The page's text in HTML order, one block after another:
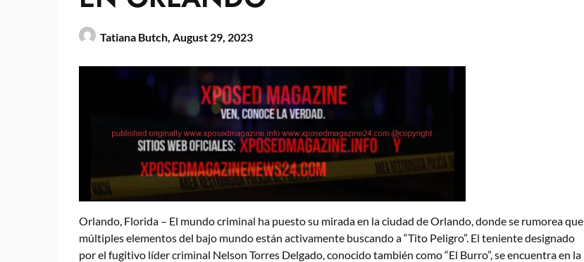
Tatiana Butch, August 29, 2023
Orlando, Florida – El mundo criminal ha puesto su mirada en la ciudad de Orlando, donde se rumorea que
múltiples elementos del bajo mundo están activamente buscando a “Tito Peligro”. El teniente designado
por el fugitivo líder criminal Nelson Torres Delgado, conocido también como “El Burro”, se encuentra en la